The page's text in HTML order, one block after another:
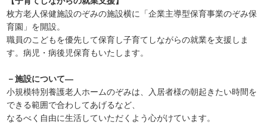
枚方老人保健施設のぞみの施設横に「企業主導型保育事業のぞみ保
育園」を開設。
職員のこどもを優先して保育し子育てしながらの就業を支援しま
す。病児・病後児保育もいたします。
－施設について―
小規模特別養護老人ホームのぞみは、入居者様の朝起きたい時間を
できる範囲で合わしてあげるなど、
なるべく自由に生活していただくよう心がけています。